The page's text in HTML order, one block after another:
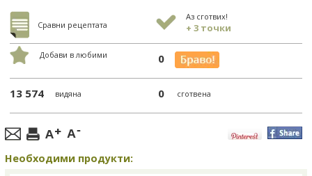
Сравни рецептата
Аз сготвих!
+ 3 точки
Добави в любими 0
13 574 видяна 0 сготвена
Необходими продукти: